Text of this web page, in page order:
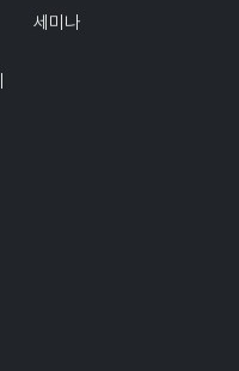
세미나